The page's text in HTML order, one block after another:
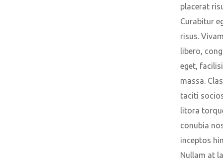
placerat
Curabitur
risus.
libero,
eget,
massa.
taciti
litora
conubia
inceptos
Nullam at